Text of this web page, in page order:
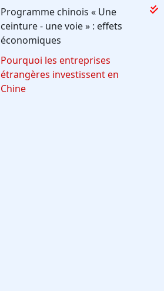
Programme chinois « Une
ceinture - une voie » : effets
économiques
Pourquoi les entreprises
étrangères investissent en
Chine